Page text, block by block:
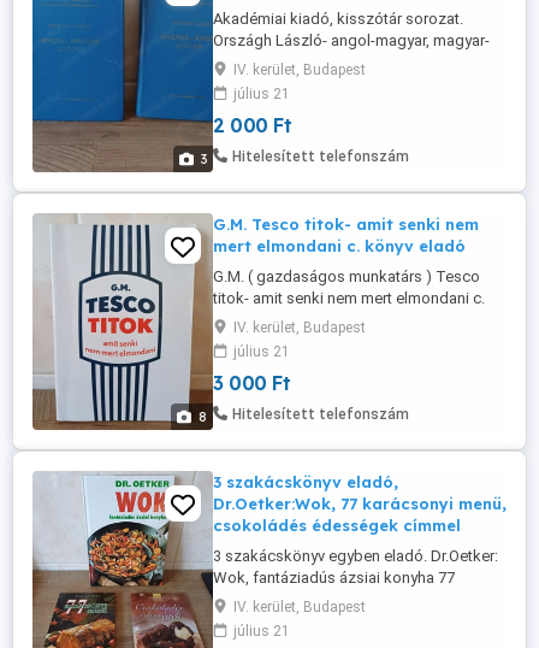
3
Akadémiai kiadó, kisszótár sorozat.
Országh László- angol-magyar, magyar-
angol kézi szótár eladó. Kicsi, kemény
borítású könyvek. Újpesten átvehetők.
IV. kerület, Budapest
július 21
2 000 Ft
Hitelesített telefonszám
8
G.M. Tesco titok- amit senki nem
mert elmondani c. könyv eladó
G.M. ( gazdaságos munkatárs ) Tesco
titok- amit senki nem mert elmondani c.
könyv eladó. Tökéletes állapotú, puha
borítású. "Ez a könyv durva. Frankón. Nem
azért mondom ezt, hogy maguk
megvegyék, habár általában ez a cél egy
ilyen ajánlóban. De ez most tényleg az. A
IV. kerület, Budapest
július 21
3 000 Ft
Hitelesített telefonszám
3 szakácskönyv eladó,
Dr.Oetker:Wok, 77 karácsonyi menü,
csokoládés édességek címmel
3 szakácskönyv egyben eladó. Dr.Oetker:
Wok, fantáziadús ázsiai konyha 77
karácsonyi menü Csokoládés édességek.
Nem lapozott, új könyvek, füzetek,
ajándéknak is kiváló. Újpesten átvehetők.
IV. kerület, Budapest
július 21